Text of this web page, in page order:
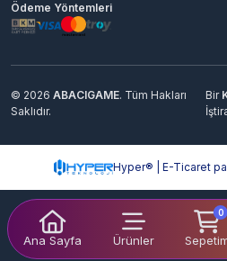
Ana Sayfa Ürünler
0
Ödeme Yöntemleri
© 2026 ABACIGAME. Tüm Hakları
Saklıdır.
Bir
Hyper® | E-Ticaret